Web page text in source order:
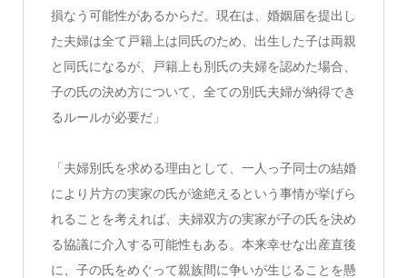
損なう可能性があるからだ。現在は、婚姻届を提出し
た夫婦は全て戸籍上は同氏のため、出生した子は両親
と同氏になるが、戸籍上も別氏の夫婦を認めた場合、
子の氏の決め方について、全ての別氏夫婦が納得でき
るルールが必要だ」
「夫婦別氏を求める理由として、一人っ子同士の結婚
により片方の実家の氏が途絶えるという事情が挙げら
れることを考えれば、夫婦双方の実家が子の氏を決め
る協議に介入する可能性もある。本来幸せな出産直後
に、子の氏をめぐって親族間に争いが生じることを懸